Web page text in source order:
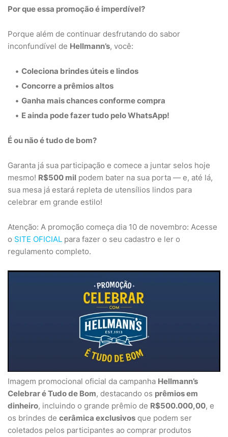
Por que essa promoção é imperdível?
Porque além de continuar desfrutando do sabor
inconfundível de Hellmann’s, você:
Coleciona brindes úteis e lindos
Concorre a prêmios altos
Ganha mais chances conforme compra
E ainda pode fazer tudo pelo WhatsApp!
É ou não é tudo de bom?
Garanta já sua participação e comece a juntar selos hoje
mesmo! R$500 mil podem bater na sua porta — e, até lá,
sua mesa já estará repleta de utensílios lindos para
celebrar em grande estilo!
Atenção: A promoção começa dia 10 de novembro: Acesse
o SITE OFICIAL para fazer o seu cadastro e ler o
regulamento completo.
Imagem promocional oficial da campanha Hellmann’s
Celebrar é Tudo de Bom, destacando os prêmios em
dinheiro, incluindo o grande prêmio de R$500.000,00, e
os brindes de cerâmica exclusivos que podem ser
coletados pelos participantes ao comprar produtos